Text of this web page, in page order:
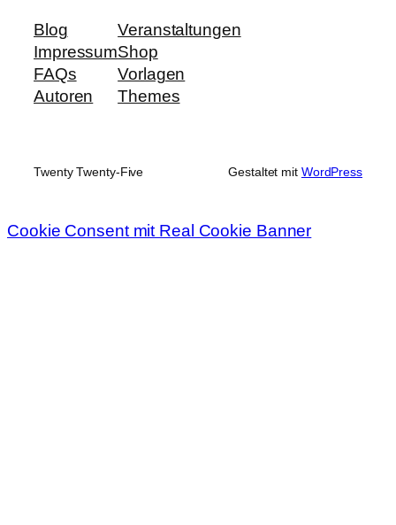
Blog
Impressum
FAQs
Autoren
Veranstaltungen
Shop
Vorlagen
Themes
Twenty Twenty-Five Gestaltet mit WordPress
Cookie Consent mit Real Cookie Banner